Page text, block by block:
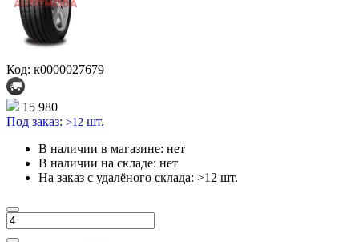
Код: к0000027679
15 980
Под заказ: >12 шт.
В наличии в магазине: нет
В наличии на складе: нет
На заказ с удалёного склада: >12 шт.